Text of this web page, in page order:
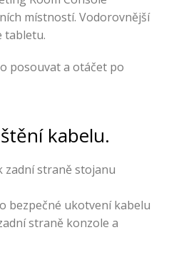
místností. Vodorovnější
tabletu.
posouvat a otáčet po
kabelu.
zadní straně stojanu
bezpečné ukotvení kabelu
straně konzole a